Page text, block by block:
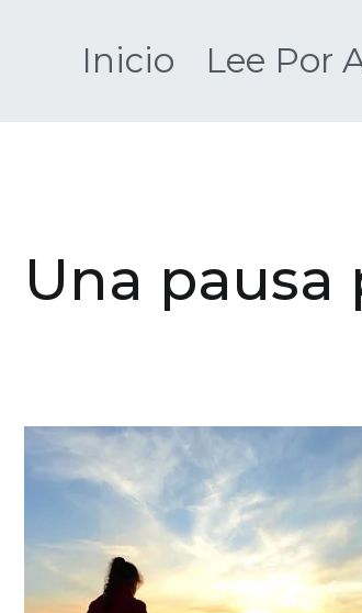
Inicio Lee Por
Una pausa